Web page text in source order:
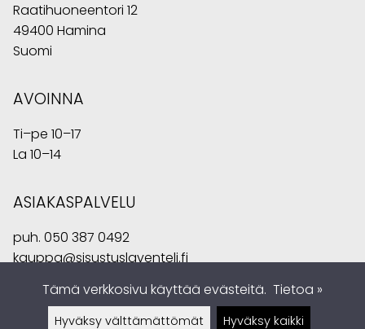
Raatihuoneentori 12
49400 Hamina
Suomi
AVOINNA
Ti–pe 10–17
La 10–14
ASIAKASPALVELU
puh. 050 387 0492
kauppa@sisustuslaventeli.fi
Tämä verkkosivu käyttää evästeitä. Tietoa »
Hyväksy välttämättömät Hyväksy kaikki